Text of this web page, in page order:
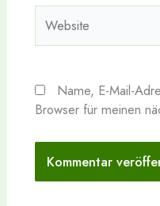
Name, E-Mail-
Browser für meinen